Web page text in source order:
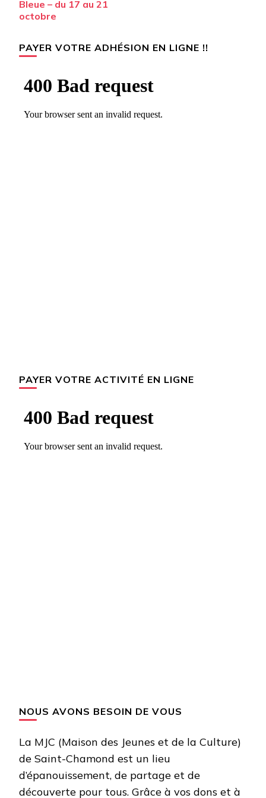
Bleue – du 17 au 21
octobre
PAYER VOTRE ADHÉSION EN LIGNE !!
PAYER VOTRE ACTIVITÉ EN LIGNE
NOUS AVONS BESOIN DE VOUS
La MJC (Maison des Jeunes et de la Culture)
de Saint-Chamond est un lieu
d’épanouissement, de partage et de
découverte pour tous. Grâce à vos dons et à